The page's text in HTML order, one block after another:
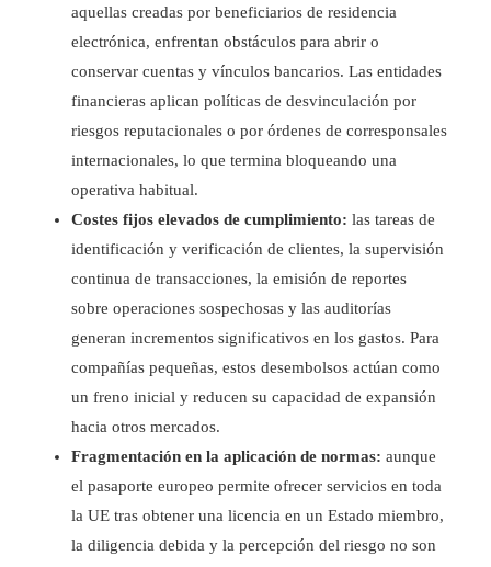
aquellas creadas por beneficiarios de residencia
electrónica, enfrentan obstáculos para abrir o
conservar cuentas y vínculos bancarios. Las entidades
financieras aplican políticas de desvinculación por
riesgos reputacionales o por órdenes de corresponsales
internacionales, lo que termina bloqueando una
operativa habitual.
Costes fijos elevados de cumplimiento: las tareas de
identificación y verificación de clientes, la supervisión
continua de transacciones, la emisión de reportes
sobre operaciones sospechosas y las auditorías
generan incrementos significativos en los gastos. Para
compañías pequeñas, estos desembolsos actúan como
un freno inicial y reducen su capacidad de expansión
hacia otros mercados.
Fragmentación en la aplicación de normas: aunque
el pasaporte europeo permite ofrecer servicios en toda
la UE tras obtener una licencia en un Estado miembro,
la diligencia debida y la percepción del riesgo no son